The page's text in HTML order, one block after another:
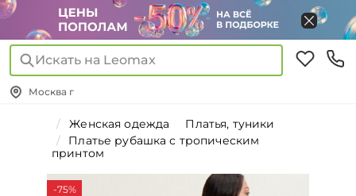
Искать на Leomax
Москва г
Женская одежда
Платья, туники
Платье рубашка с тропическим
принтом
-75%